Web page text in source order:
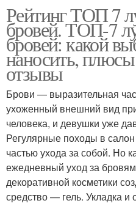
Рейтинг ТОП 7
бровей. ТОП-7
бровей: какой
наносить,
отзывы
Брови — выразительная
ухоженный внешний вид
человека, и девушки уже
Регулярные походы в
частью ухода за собой. Но
ежедневный уход за
декоративной косметики
средство — гель. Укладка